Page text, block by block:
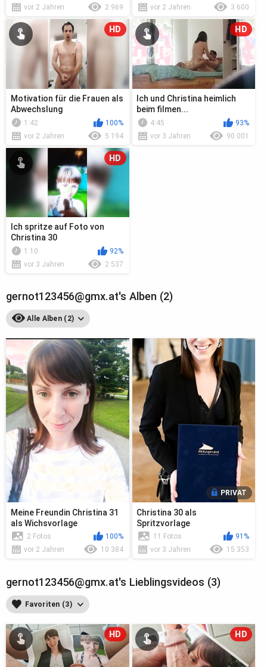
vor 2 Jahren
2 969
vor 2 Jahren
3 600
HD
Motivation für die Frauen als
Abwechslung
1:42
100%
vor 2 Jahren
5 194
HD
Ich und Christina heimlich
beim filmen...
4:45
93%
vor 3 Jahren
90 001
HD
Ich spritze auf Foto von
Christina 30
1:10
92%
vor 3 Jahren
2 537
gernot123456@gmx.at's Alben (2)
Alle Alben (2)
Meine Freundin Christina 31
als Wichsvorlage
2 Fotos
100%
vor 2 Jahren
10 384
PRIVAT
Christina 30 als
Spritzvorlage
11 Fotos
91%
vor 3 Jahren
15 353
gernot123456@gmx.at's Lieblingsvideos (3)
Favoriten (3)
HD HD